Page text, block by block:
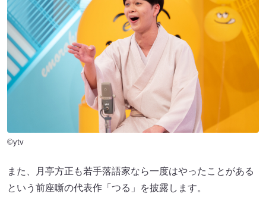
©ytv
また、月亭方正も若手落語家なら一度はやったことがある
という前座噺の代表作「つる」を披露します。